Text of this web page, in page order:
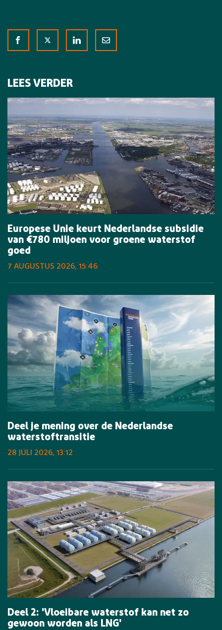
LEES VERDER
Europese Unie keurt Nederlandse subsidie
van €780 miljoen voor groene waterstof
goed
7 AUGUSTUS 2026, 15:46
Deel je mening over de Nederlandse
waterstoftransitie
28 JULI 2026, 13:12
Deel 2: 'Vloeibare waterstof kan net zo
gewoon worden als LNG'